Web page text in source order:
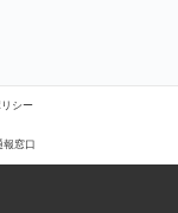
シー
報窓口